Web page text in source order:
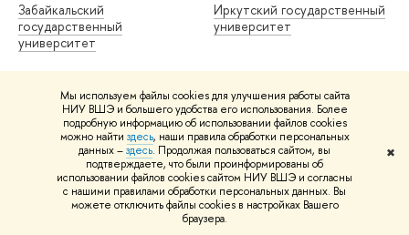
Мы используем файлы cookies для улучшения работы сайта
НИУ ВШЭ и большего удобства его использования. Более
подробную информацию об использовании файлов cookies
можно найти здесь, наши правила обработки персональных
данных –здесь. Продолжая пользоваться сайтом, вы
подтверждаете, что были проинформированы об
использовании файлов cookies сайтом НИУ ВШЭ и согласны
с нашими правилами обработки персональных данных. Вы
можете отключить файлы cookies в настройках Вашего
браузера.
✖
Забайкальский
государственный
университет
Иркутский государственный
университет
Томский государственный
университет
Уральский государственный
лесотехнический
университет